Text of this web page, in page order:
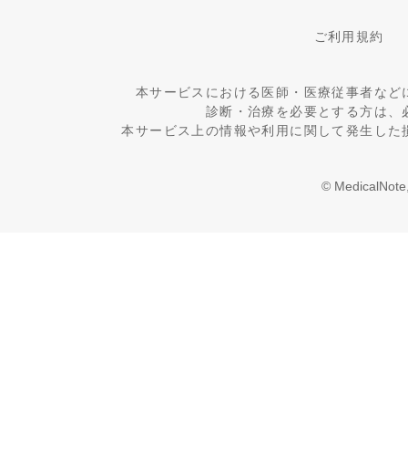
ご利用規約
本サービスにおける医師・医療従事者な
診断・治療を必要とする方は
本サービス上の情報や利用に関して発生し
©